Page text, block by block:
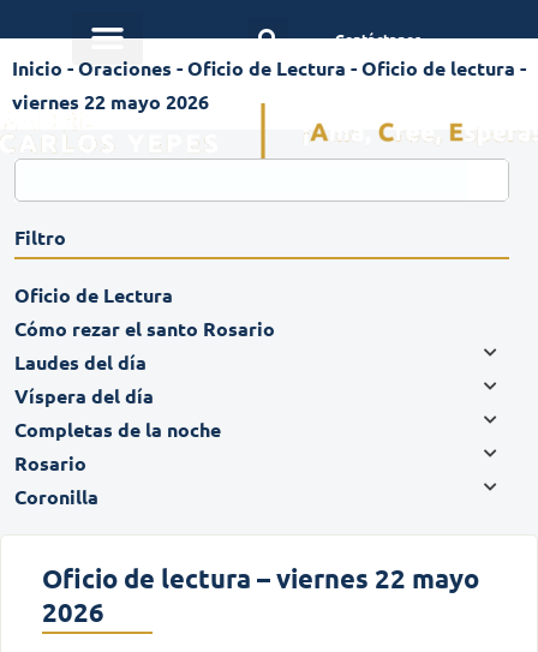
Contáctanos
Inicio -Oraciones -Oficio de Lectura -Oficio de lectura -
viernes 22 mayo 2026
Filtro
Oficio de Lectura
Cómo rezar el santo Rosario
Laudes del día
Víspera del día
Completas de la noche
Rosario
Coronilla
Oficio de lectura – viernes 22 mayo
2026